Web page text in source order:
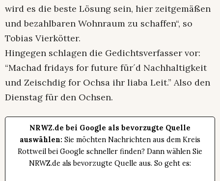
wird es die beste Lösung sein, hier zeitgemäßen
und bezahlbaren Wohnraum zu schaffen“, so
Tobias Vierkötter.
Hingegen schlagen die Gedichtsverfasser vor:
“Machad fridays for future für´d Nachhaltigkeit
und Zeischdig for Ochsa ihr liaba Leit.” Also den
Dienstag für den Ochsen.
NRWZ.de bei Google als bevorzugte Quelle
auswählen: Sie möchten Nachrichten aus dem Kreis
Rottweil bei Google schneller finden? Dann wählen Sie
NRWZ.de als bevorzugte Quelle aus. So geht es: